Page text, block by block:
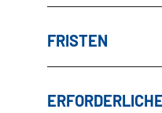
FRISTEN